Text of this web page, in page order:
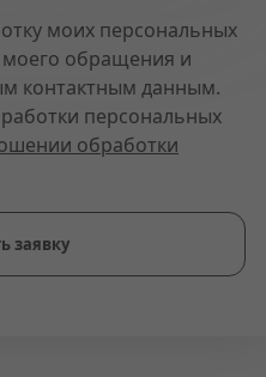
моих персональных
моего обращения и
контактным данным.
персональных
обработки
заявку